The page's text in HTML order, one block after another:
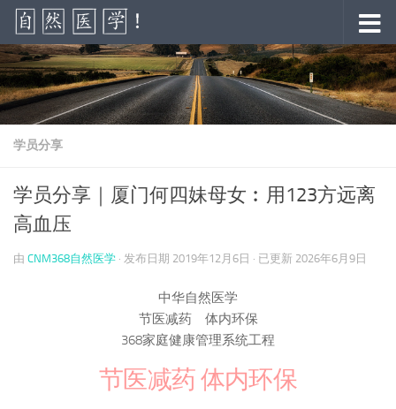
跳至内容
学员分享
学员分享｜厦门何四妹母女︰用123方远离
高血压
由 CNM368自然医学 · 发布日期 2019年12月6日 · 已更新 2026年6月9日
中华自然医学
节医减药 体内环保
368家庭健康管理系统工程
节医减药 体内环保